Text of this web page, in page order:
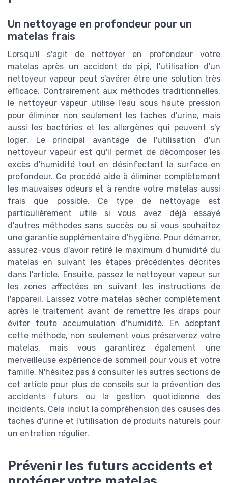
Un nettoyage en profondeur pour un
matelas frais
Lorsqu'il s'agit de nettoyer en profondeur votre
matelas après un accident de pipi, l'utilisation d'un
nettoyeur vapeur peut s'avérer être une solution très
efficace. Contrairement aux méthodes traditionnelles,
le nettoyeur vapeur utilise l'eau sous haute pression
pour éliminer non seulement les taches d'urine, mais
aussi les bactéries et les allergènes qui peuvent s'y
loger. Le principal avantage de l'utilisation d'un
nettoyeur vapeur est qu'il permet de décomposer les
excès d'humidité tout en désinfectant la surface en
profondeur. Ce procédé aide à éliminer complètement
les mauvaises odeurs et à rendre votre matelas aussi
frais que possible. Ce type de nettoyage est
particulièrement utile si vous avez déjà essayé
d'autres méthodes sans succès ou si vous souhaitez
une garantie supplémentaire d'hygiène. Pour démarrer,
assurez-vous d'avoir retiré le maximum d'humidité du
matelas en suivant les étapes précédentes décrites
dans l'article. Ensuite, passez le nettoyeur vapeur sur
les zones affectées en suivant les instructions de
l'appareil. Laissez votre matelas sécher complètement
après le traitement avant de remettre les draps pour
éviter toute accumulation d'humidité. En adoptant
cette méthode, non seulement vous préserverez votre
matelas, mais vous garantirez également une
merveilleuse expérience de sommeil pour vous et votre
famille. N'hésitez pas à consulter les autres sections de
cet article pour plus de conseils sur la prévention des
accidents futurs ou la gestion quotidienne des
incidents. Cela inclut la compréhension des causes des
taches d'urine et l'utilisation de produits naturels pour
un entretien régulier.
Prévenir les futurs accidents et